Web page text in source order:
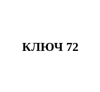
КЛЮЧ 72